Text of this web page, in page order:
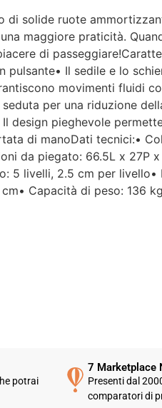
solide ruote
maggiore praticità.
di
pulsante• Il sedile e lo
movimenti fluidi
per una riduzione
design pieghevole
di manoDati tecnici:•
da piegato: 66.5L x 27P
5 livelli, 2.5 cm per livello•
Capacità di peso: 136
potrai
7 Marketplace
Presenti dal
comparatori di